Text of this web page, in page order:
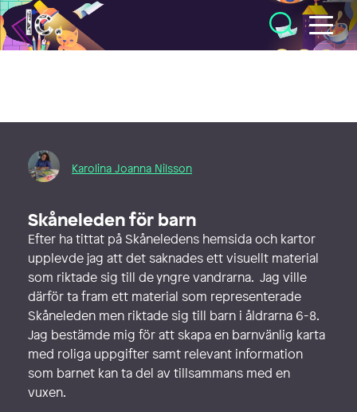
Illustratörcentrum
Karolina Joanna Nilsson
Skåneleden för barn
Efter ha tittat på Skåneledens hemsida och kartor
upplevde jag att det saknades ett visuellt material
som riktade sig till de yngre vandrarna. Jag ville
därför ta fram ett material som representerade
Skåneleden men riktade sig till barn i åldrarna 6-8.
Jag bestämde mig för att skapa en barnvänlig karta
med roliga uppgifter samt relevant information
som barnet kan ta del av tillsammans med en
vuxen.